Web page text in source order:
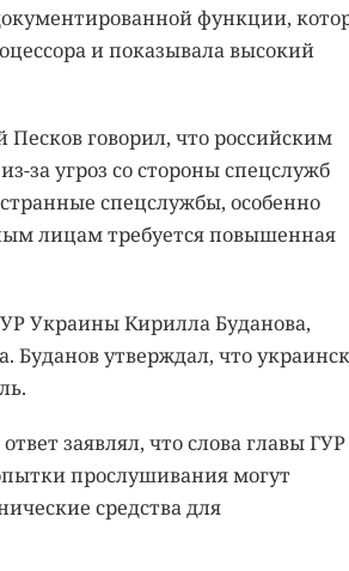
функции,
и показывала высокий
Песков говорил, что российским
за угроз со стороны спецслужб
спецслужбы, особенно
лицам требуется повышенная
Украины Кирилла Буданова,
Буданов утверждал, что
заявлял, что слова главы ГУР
прослушивания могут
средства для